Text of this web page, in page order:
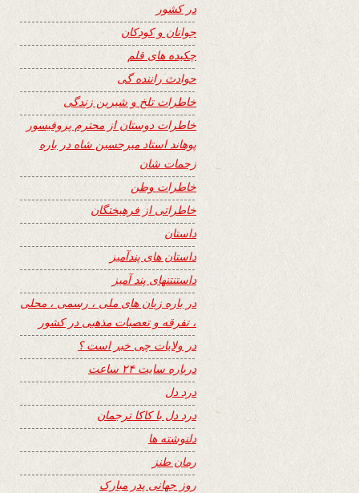
در کشور
جوانان و کودکان
چکیده های قلم
حوادث راننده گی
خاطرات تلخ و شیرین زندگی
خاطرات دوستان از محترم پروفیسور
پوهاند استاد میرحسین شاه در باره
زحمات شان
خاطرات وطن
خاطراتی از فرهیختگان
داستان
داستان های پندآمیز
داستنتنهای پند آمیز
در باره زبان های ملی ، رسمی ، محلی
، تفرقه و تعصبات مذهبی در کشور
در ولایات چی خبر است ؟
درباره سایت ۲۴ ساعت
درد دل
درد دل با کاکا ترجمان
دلنوشته ها
رمان طنز
روز جهانی پدر مبارک